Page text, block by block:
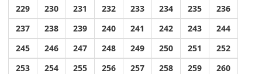
229
230 231 232 233 234 235
236
237
238 239 240 241 242 243
244
245
246 247 248 249 250 251
252
253
254 255 256 257 258 259 260